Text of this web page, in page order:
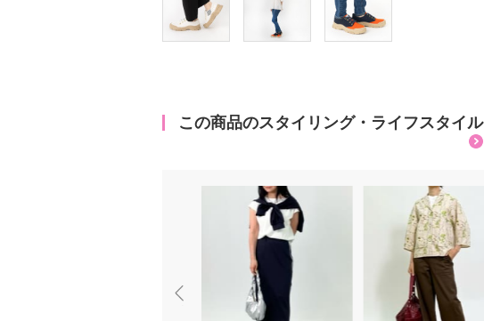
この商品のスタイリング・ライフスタイル